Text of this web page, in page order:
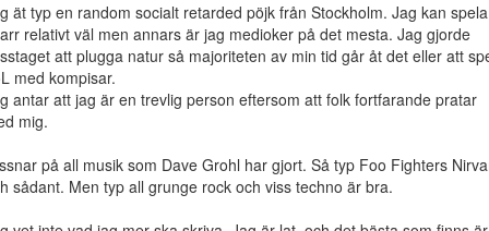
ät typ en random socialt retarded pöjk från Stockholm. Jag kan spela
relativt väl men annars är jag medioker på det mesta. Jag gjorde
att plugga natur så majoriteten av min tid går åt det eller att
med kompisar.
antar att jag är en trevlig person eftersom att folk fortfarande pratar
mig.
på all musik som Dave Grohl har gjort. Så typ Foo Fighters
sådant. Men typ all grunge rock och viss techno är bra.